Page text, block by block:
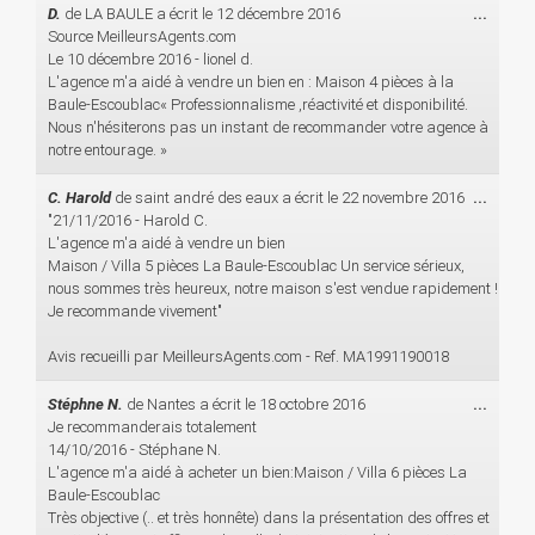
D. de LA BAULE a écrit le 12 décembre 2016
Source MeilleursAgents.com
Le 10 décembre 2016 - lionel d.
L'agence m'a aidé à vendre un bien en : Maison 4 pièces à la
Baule-Escoublac« Professionnalisme ,réactivité et disponibilité.
Nous n'hésiterons pas un instant de recommander votre agence à
notre entourage. »
...
C. Harold de saint andré des eaux a écrit le 22 novembre 2016
"21/11/2016 - Harold C.
L'agence m'a aidé à vendre un bien
Maison / Villa 5 pièces La Baule-Escoublac Un service sérieux,
nous sommes très heureux, notre maison s'est vendue rapidement !
Je recommande vivement"
Avis recueilli par MeilleursAgents.com - Ref. MA1991190018
...
Stéphne N. de Nantes a écrit le 18 octobre 2016
Je recommanderais totalement
14/10/2016 - Stéphane N.
L'agence m'a aidé à acheter un bien:Maison / Villa 6 pièces La
Baule-Escoublac
Très objective (.. et très honnête) dans la présentation des offres et
...